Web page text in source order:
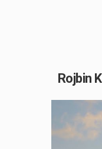
Rojbin